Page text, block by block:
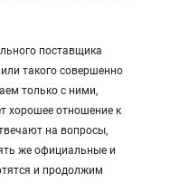
поставщика
такого совершенно
только с ними,
хорошее отношение к
на вопросы,
же официальные и
и продолжим